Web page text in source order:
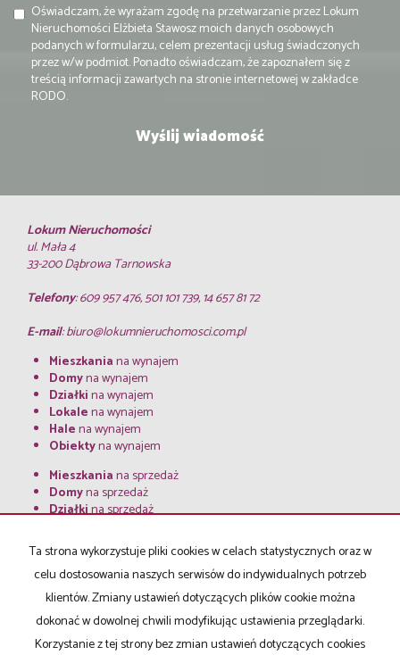
Oświadczam, że wyrażam zgodę na przetwarzanie przez Lokum
Nieruchomości Elżbieta Stawosz moich danych osobowych
podanych w formularzu, celem prezentacji usług świadczonych
przez w/w podmiot. Ponadto oświadczam, że zapoznałem się z
treścią informacji zawartych na stronie internetowej w zakładce
RODO.
Lokum Nieruchomości
ul. Mała 4
33-200 Dąbrowa Tarnowska
Telefony: 609 957 476, 501 101 739, 14 657 81 72
E-mail:biuro@lokumnieruchomosci.com.pl
Mieszkaniana wynajem
Domyna wynajem
Działkina wynajem
Lokalena wynajem
Halena wynajem
Obiektyna wynajem
Mieszkaniana sprzedaż
Domyna sprzedaż
Działkina sprzedaż
Halena sprzedaż
Obiektyna sprzedaż
Strona główna notatnik Kup Sprzedaj Kredyty O firmie Kontakt
RODO
Ta strona wykorzystuje pliki cookies w celach statystycznych oraz w
celu dostosowania naszych serwisów do indywidualnych potrzeb
klientów. Zmiany ustawień dotyczących plików cookie można
dokonać w dowolnej chwili modyfikując ustawienia przeglądarki.
Korzystanie z tej strony bez zmian ustawień dotyczących cookies